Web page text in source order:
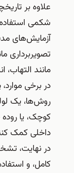
علاوه بر
شکمی
آزمایش‌های
تصویربرداری
مانند
در برخی
روش‌ها، یک
کوچک، یا
داخلی کمک
در نهایت،
کامل، و